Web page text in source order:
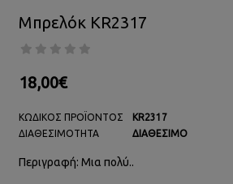
Μπρελόκ KR2317
18,00€
ΚΩΔΙΚΌΣ ΠΡΟΪΌΝΤΟΣ
ΔΙΑΘΕΣΙΜΌΤΗΤΑ
KR2317
ΔΙΑΘΈΣΙΜΟ
Περιγραφή: Μια πολύ..